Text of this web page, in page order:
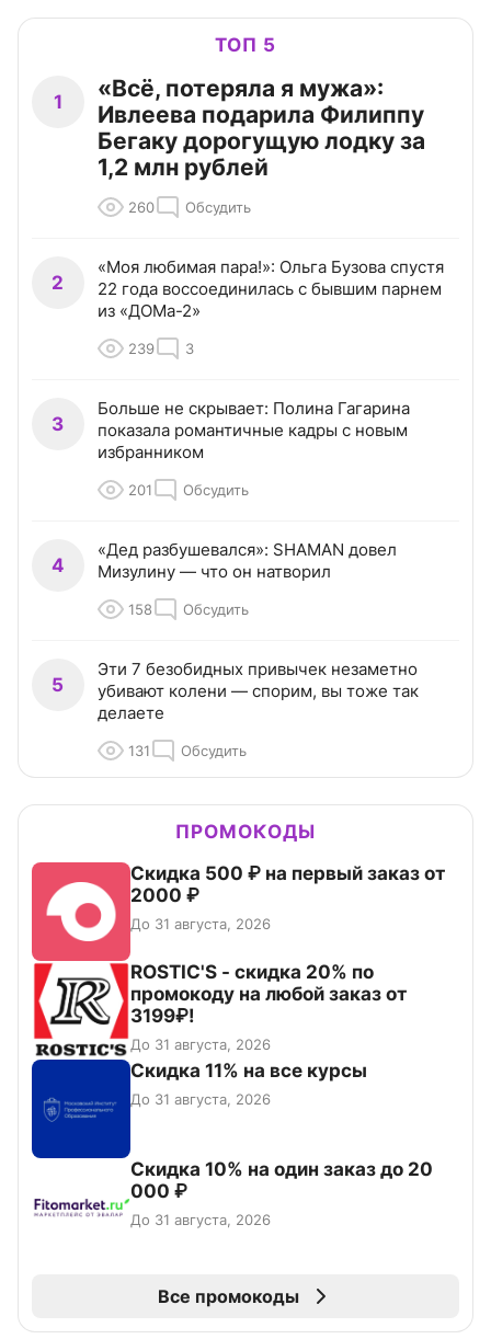
ТОП 5
1
«Всё, потеряла я мужа»:
Ивлеева подарила Филиппу
Бегаку дорогущую лодку за
1,2 млн рублей
260 Обсудить
2
«Моя любимая пара!»: Ольга Бузова спустя
22 года воссоединилась с бывшим парнем
из «ДОМа-2»
239 3
3
Больше не скрывает: Полина Гагарина
показала романтичные кадры с новым
избранником
201 Обсудить
4
«Дед разбушевался»: SHAMAN довел
Мизулину — что он натворил
158 Обсудить
5
Эти 7 безобидных привычек незаметно
убивают колени — спорим, вы тоже так
делаете
131 Обсудить
ПРОМОКОДЫ
Скидка 500 ₽ на первый заказ от
2000 ₽
До 31 августа, 2026
ROSTIC'S - скидка 20% по
промокоду на любой заказ от
3199₽!
До 31 августа, 2026
Скидка 11% на все курсы
До 31 августа, 2026
Скидка 10% на один заказ до 20
000 ₽
До 31 августа, 2026
Все промокоды